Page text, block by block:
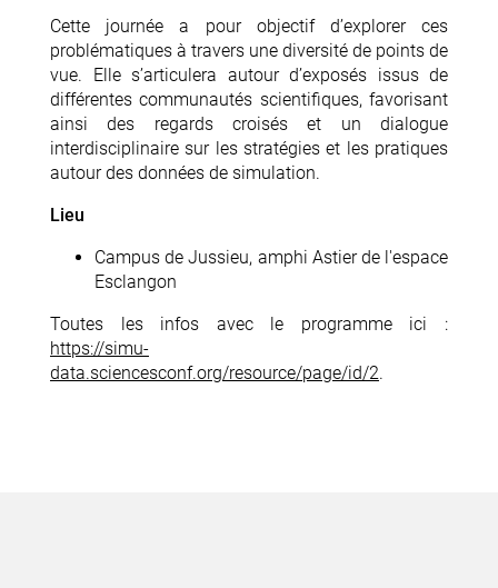
Cette journée a pour objectif d’explorer ces
problématiques à travers une diversité de points de
vue. Elle s’articulera autour d’exposés issus de
différentes communautés scientifiques, favorisant
ainsi des regards croisés et un dialogue
interdisciplinaire sur les stratégies et les pratiques
autour des données de simulation.
Lieu
Campus de Jussieu, amphi Astier de l'espace
Esclangon
Toutes les infos avec le programme ici :
https://simu-
data.sciencesconf.org/resource/page/id/2.